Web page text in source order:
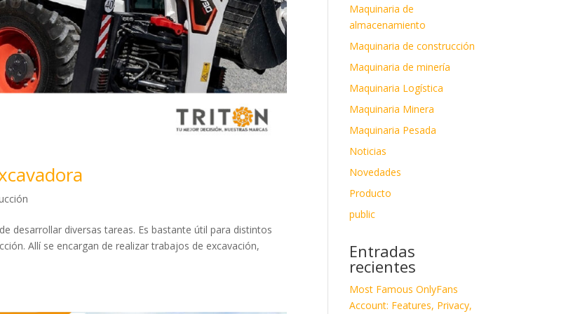
desarrollar diversas tareas. Es bastante útil para distintos
Allí se encargan de realizar trabajos de excavación,
Maquinaria de
almacenamiento
Maquinaria de construcción
Maquinaria de minería
Maquinaria Logística
Maquinaria Minera
Maquinaria Pesada
Noticias
Novedades
Producto
public
Entradas
recientes
Most Famous OnlyFans
Account: Features, Privacy,